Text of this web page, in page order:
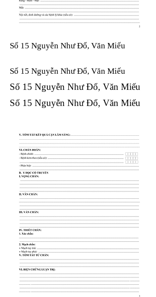
Số 15 Nguyễn Như Đổ, Văn Miếu
Số 15 Nguyễn Như Đổ, Văn Miếu​​​​
Số 15 Nguyễn Như Đổ, Văn Miếu​​​​
Số 15 Nguyễn Như Đổ, Văn Miếu​​​​